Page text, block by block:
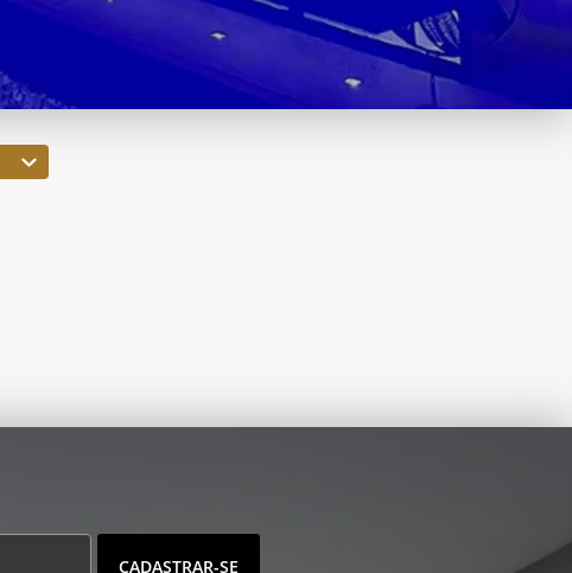
CADASTRAR-SE